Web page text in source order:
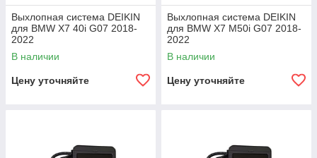
Выхлопная система DEIKIN
для BMW X7 40i G07 2018-
2022
В наличии
Цену уточняйте
Выхлопная система DEIKIN
для BMW X7 M50i G07 2018-
2022
В наличии
Цену уточняйте